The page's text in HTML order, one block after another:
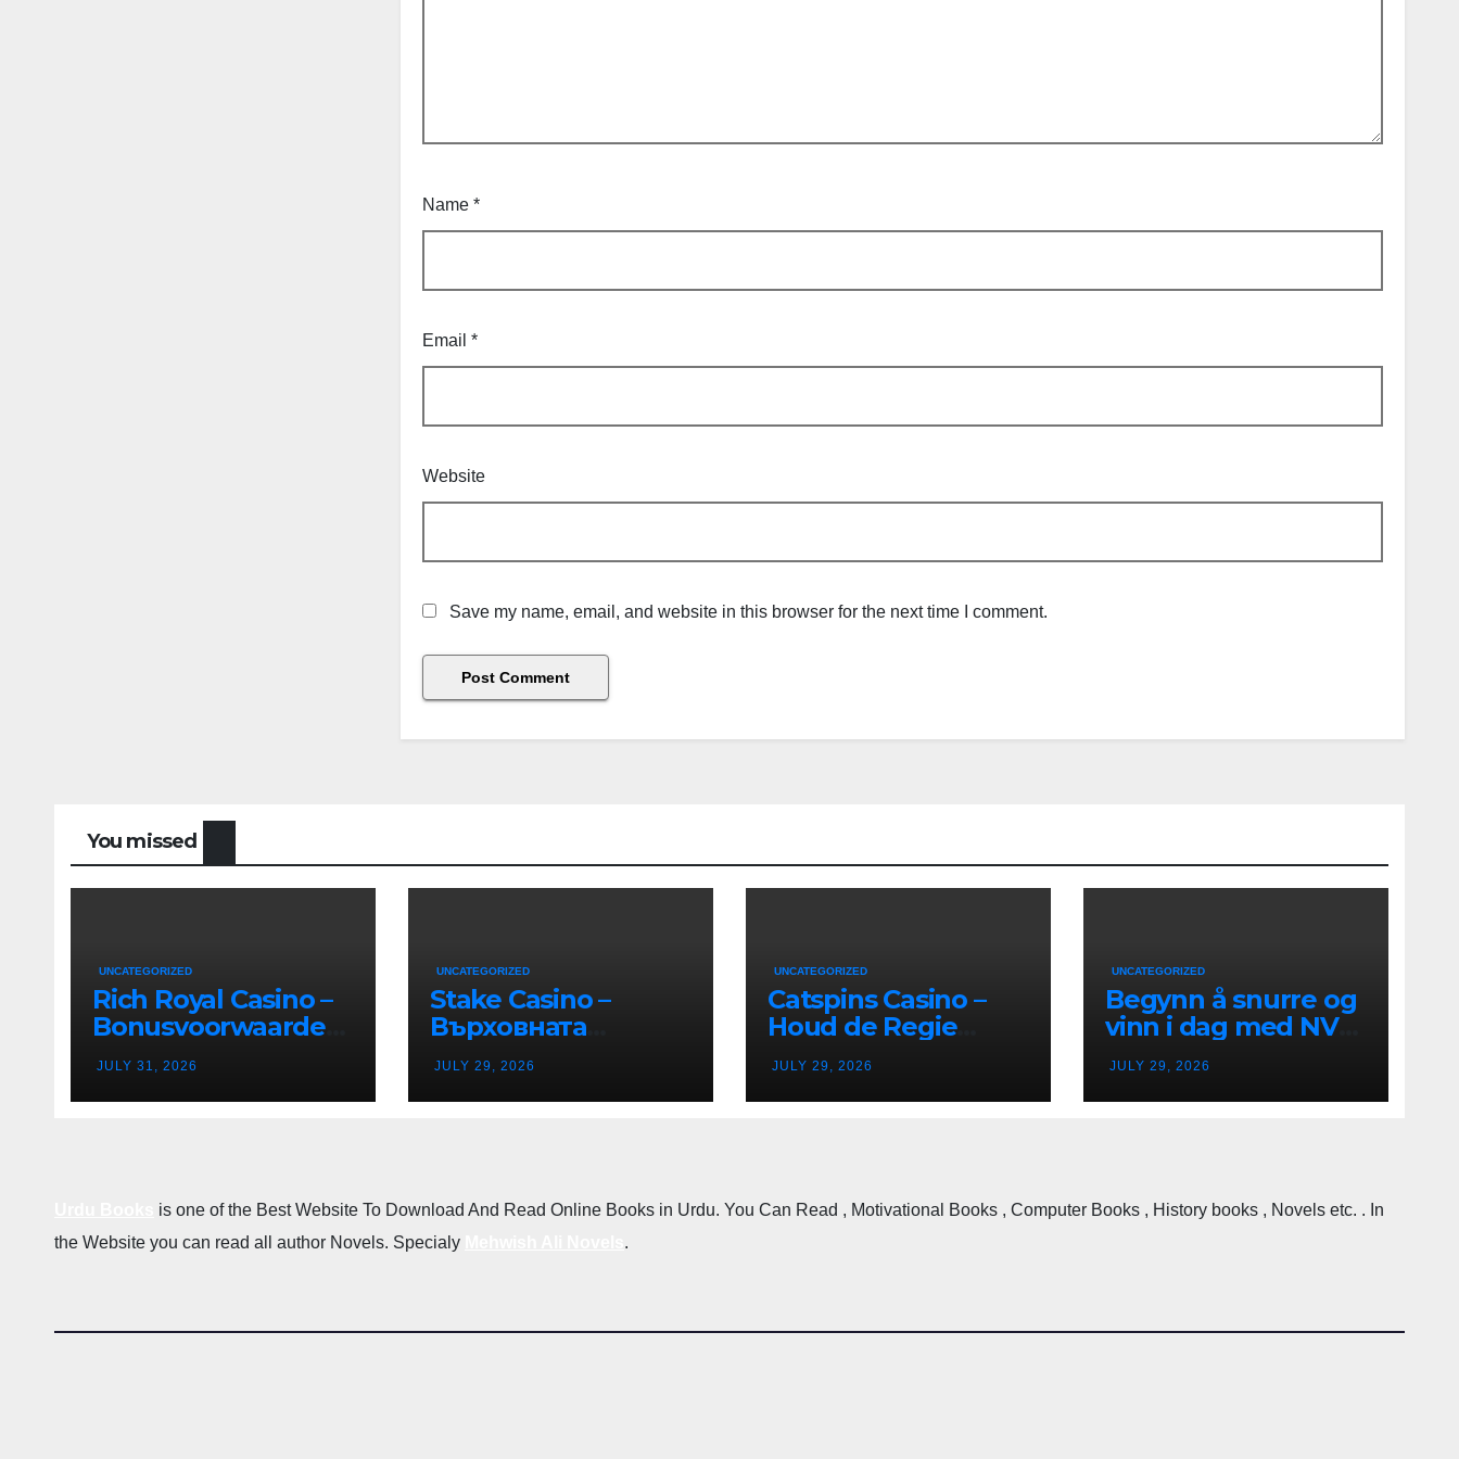
Name *
Email *
Website
Save my name, email, and website in this browser for the next time I comment.
You missed
UNCATEGORIZED
Rich Royal Casino –
Bonusvoorwaarden
en Bonusregels in
Nederland
JULY 31, 2026
UNCATEGORIZED
Stake Casino –
Върховната
Дестинация за
Казино Ентусиасти
в Република
JULY 29, 2026
UNCATEGORIZED
Catspins Casino –
Houd de Regie
Terwijl je van Elk
Moment Geniet
JULY 29, 2026
UNCATEGORIZED
Begynn å snurre og
vinn i dag med NV
Casino i Norge
JULY 29, 2026
is one of the Best Website To Download And Read Online Books in Urdu. You Can Read , Motivational Books , Computer Books , History books , Novels etc. . In
the Website you can read all author Novels. Specialy
.